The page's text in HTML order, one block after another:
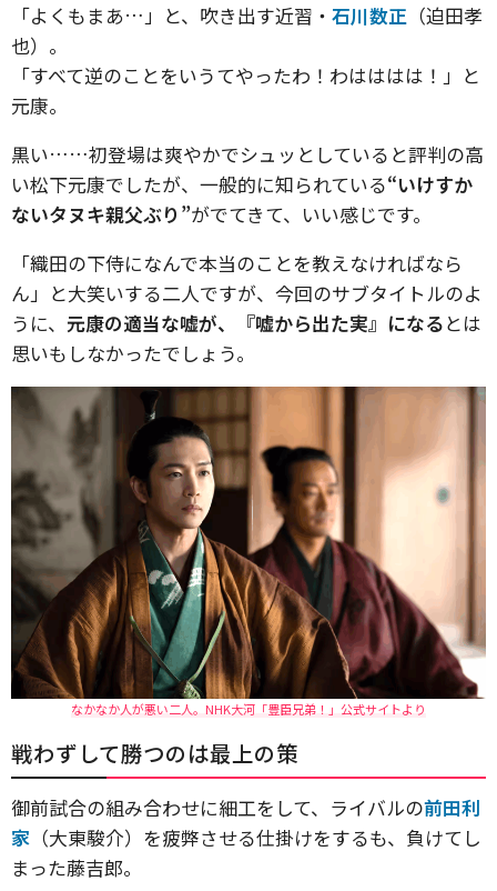
「よくもまあ…」と、吹き出す近習・ 石川数正 （迫田孝
也）。
「すべて逆のことをいうてやったわ！わはははは！」と
元康。
黒い……初登場は爽やかでシュッとしていると評判の高
い松下元康でしたが、一般的に知られている“いけすか
ないタヌキ親父ぶり”がでてきて、いい感じです。
「織田の下侍になんで本当のことを教えなければなら
ん」と大笑いする二人ですが、今回のサブタイトルのよ
うに、 元康の適当な嘘が、『嘘から出た実』になるとは
思いもしなかったでしょう。
なかなか人が悪い二人。NHK大河「豊臣兄弟！」公式サイトより
戦わずして勝つのは最上の策
御前試合の組み合わせに細工をして、ライバルの前田利
家 （大東駿介）を疲弊させる仕掛けをするも、負けてし
まった藤吉郎。